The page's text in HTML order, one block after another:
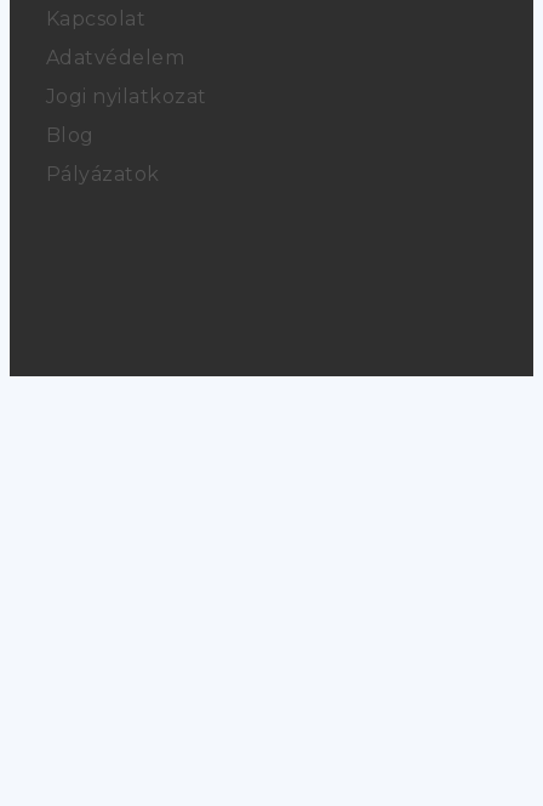
Kapcsolat
Adatvédelem
Jogi nyilatkozat
Blog
Pályázatok